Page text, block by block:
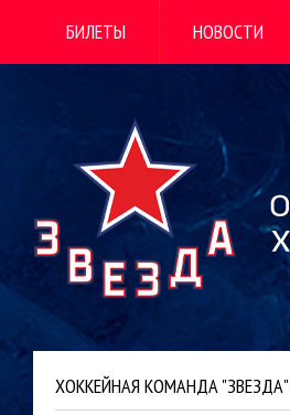
БИЛЕТЫ НОВОСТИ
ХОККЕЙНАЯ КОМАНДА "ЗВЕЗДА"